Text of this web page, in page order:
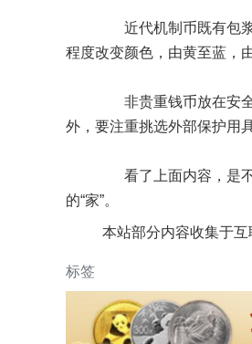
近代机制币既有包浆
程度改变颜色，由黄至蓝，
非贵重钱币放在安全
外，要注重挑选外部保护用
看了上面内容，是不
的“家”。
本站部分内容收集于互
标签